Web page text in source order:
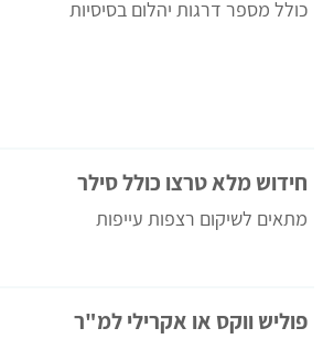
כולל מספר דרגות יהלום בסיסיות
חידוש מלא טרצו כולל סילר
מתאים לשיקום רצפות עייפות
פוליש ווקס או אקרילי למ"ר